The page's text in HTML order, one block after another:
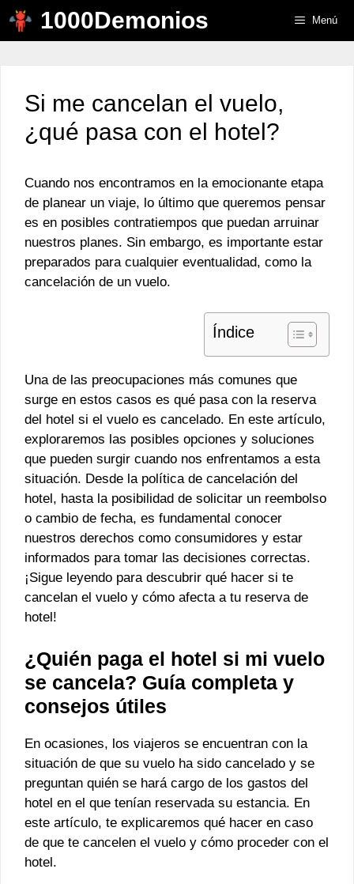
Saltar
1000Demonios Menú
Si me cancelan el vuelo,
¿qué pasa con el hotel?
Cuando nos encontramos en la emocionante etapa
de planear un viaje, lo último que queremos pensar
es en posibles contratiempos que puedan arruinar
nuestros planes. Sin embargo, es importante estar
preparados para cualquier eventualidad, como la
cancelación de un vuelo.
Índice
Una de las preocupaciones más comunes que
surge en estos casos es qué pasa con la reserva
del hotel si el vuelo es cancelado. En este artículo,
exploraremos las posibles opciones y soluciones
que pueden surgir cuando nos enfrentamos a esta
situación. Desde la política de cancelación del
hotel, hasta la posibilidad de solicitar un reembolso
o cambio de fecha, es fundamental conocer
nuestros derechos como consumidores y estar
informados para tomar las decisiones correctas.
¡Sigue leyendo para descubrir qué hacer si te
cancelan el vuelo y cómo afecta a tu reserva de
hotel!
¿Quién paga el hotel si mi vuelo
se cancela? Guía completa y
consejos útiles
En ocasiones, los viajeros se encuentran con la
situación de que su vuelo ha sido cancelado y se
preguntan quién se hará cargo de los gastos del
hotel en el que tenían reservada su estancia. En
este artículo, te explicaremos qué hacer en caso
de que te cancelen el vuelo y cómo proceder con el
hotel.